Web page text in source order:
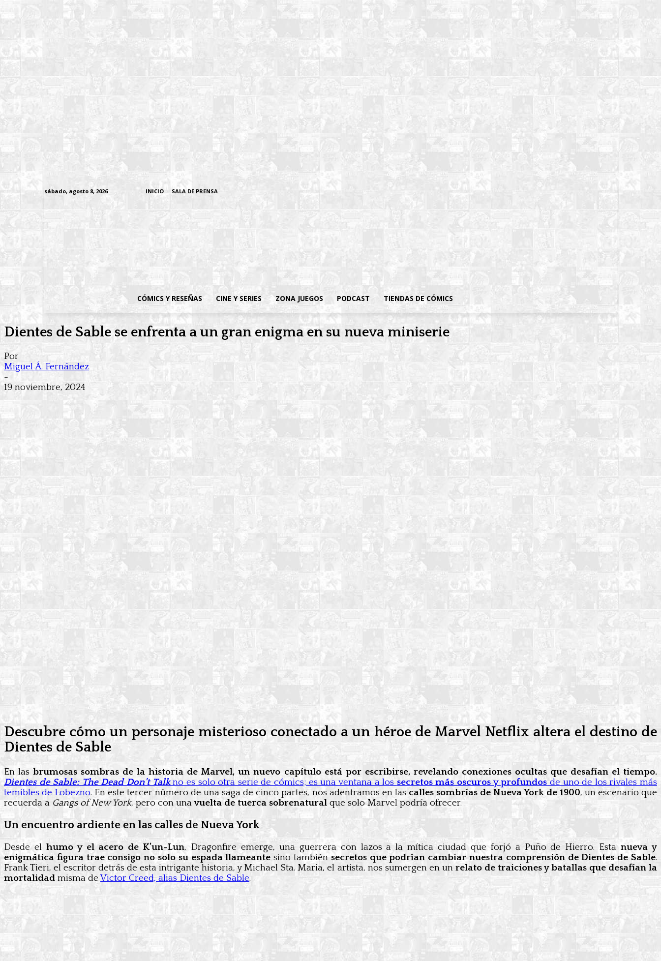
sábado, agosto 8, 2026 INICIO SALA DE PRENSA
CÓMICS Y RESEÑAS CINE Y SERIES ZONA JUEGOS PODCAST TIENDAS DE CÓMICS
Dientes de Sable se enfrenta a un gran enigma en su nueva miniserie
Por
Miguel Á. Fernández
-
19 noviembre, 2024
Descubre cómo un personaje misterioso conectado a un héroe de Marvel Netflix altera el destino de
Dientes de Sable
En lasbrumosas sombras de la historia de Marvel, un nuevo capítulo está por escribirse, revelando conexiones ocultas que desafían el tiempo.
Dientes de Sable: The Dead Don’t Talkno es solo otra serie de cómics; es una ventana a los secretos más oscuros y profundos de uno de los rivales más
temibles de Lobezno. En este tercer número de una saga de cinco partes, nos adentramos en las calles sombrías de Nueva York de 1900, un escenario que
recuerda a Gangs of New York, pero con unavuelta de tuerca sobrenatural que solo Marvel podría ofrecer.
Un encuentro ardiente en las calles de Nueva York
Desde el humo y el acero de K’un-Lun, Dragonfire emerge, una guerrera con lazos a la mítica ciudad que forjó a Puño de Hierro. Estanueva y
enigmática figura trae consigo no solo su espada llameante sino tambiénsecretos que podrían cambiar nuestra comprensión de Dientes de Sable.
Frank Tieri, el escritor detrás de esta intrigante historia, y Michael Sta. Maria, el artista, nos sumergen en un relato de traiciones y batallas que desafían la
mortalidad misma deVictor Creed, alias Dientes de Sable.